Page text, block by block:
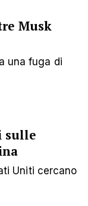
Musk
una fuga di
sulle
Uniti cercano